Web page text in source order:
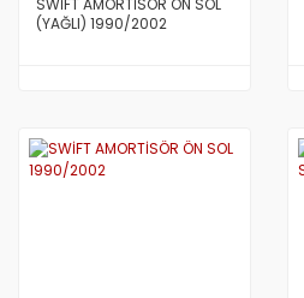
SWİFT AMORTİSÖR ÖN SOL
(YAĞLI) 1990/2002